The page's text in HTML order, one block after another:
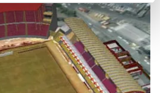
karşılamak noktasında tek gelir
hatırlatmak isteriz.
bu çerezlere izin vermedikleri
reklamlar